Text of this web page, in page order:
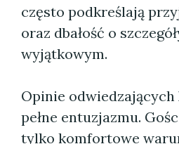
często podkreślają
oraz dbałość o
wyjątkowym.
Opinie odwiedzających
pełne entuzjazmu.
tylko komfortowe